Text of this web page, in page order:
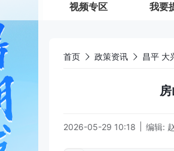
视频专区 我要
首页 政策资讯 昌平 大
2026-05-29 10:18 编辑: